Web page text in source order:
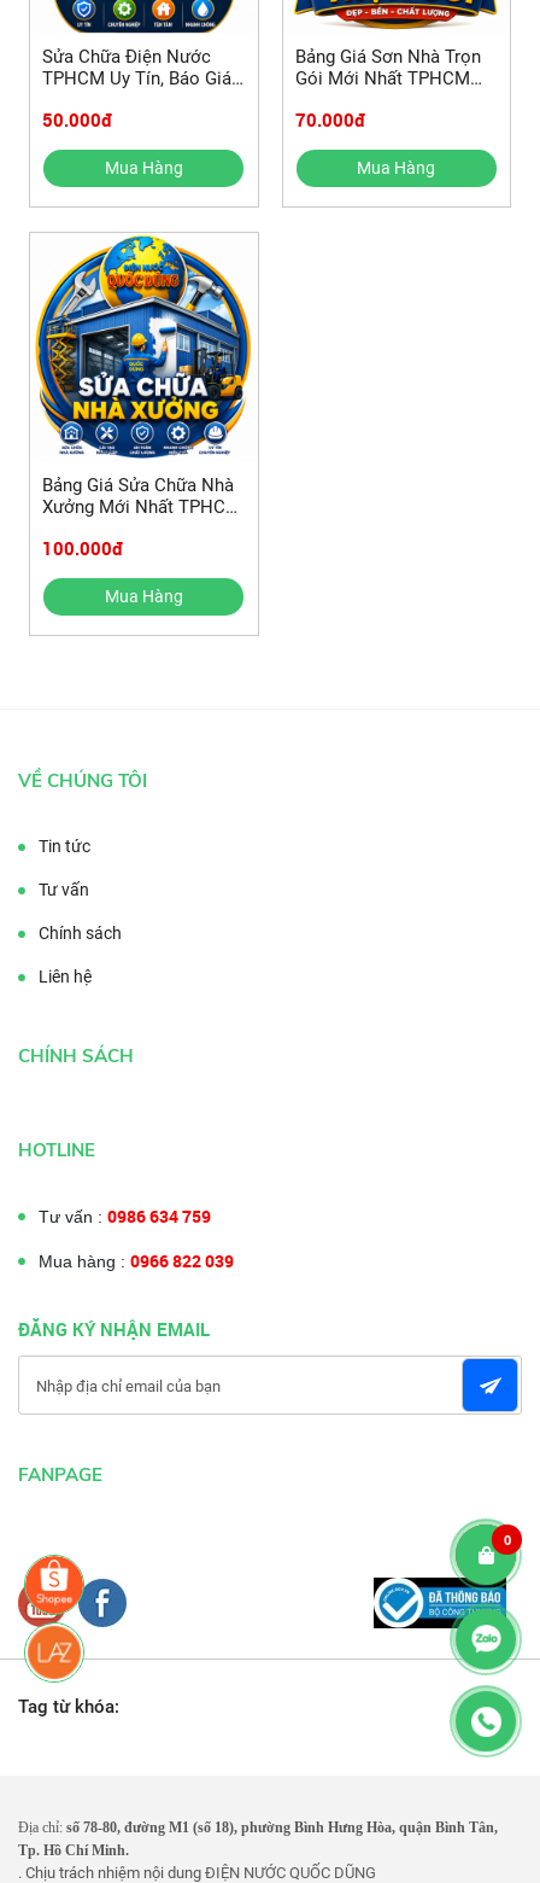
Sửa Chữa Điện Nước
TPHCM Uy Tín, Báo Giá
50.000đ
Mua Hàng
Bảng Giá Sơn Nhà Trọn
Gói Mới Nhất TPHCM
70.000đ
Mua Hàng
Bảng Giá Sửa Chữa Nhà
Xưởng Mới Nhất TPHCM
100.000đ
Mua Hàng
VỀ CHÚNG TÔI
Tin tức
Tư vấn
Chính sách
Liên hệ
CHÍNH SÁCH
HOTLINE
Tư vấn : 0986 634 759
Mua hàng : 0966 822 039
ĐĂNG KÝ NHẬN EMAIL
FANPAGE
Tag từ khóa:
Địa chỉ: số 78-80, đường M1 (số 18), phường Bình Hưng Hòa, quận Bình Tân,
Tp. Hồ Chí Minh.
. Chịu trách nhiệm nội dung ĐIỆN NƯỚC QUỐC DŨNG
0